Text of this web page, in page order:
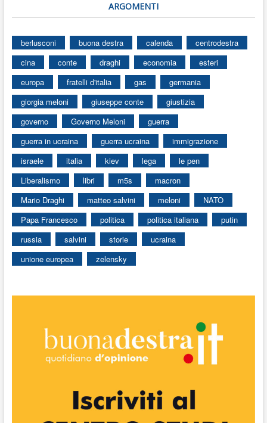
ARGOMENTI
berlusconi buona destra calenda
centrodestra
cina
conte draghi economia
esteri
europa
fratelli d'italia gas
germania
giorgia meloni
giuseppe conte
giustizia
governo
Governo Meloni
guerra
guerra in ucraina
guerra ucraina
immigrazione
israele
italia kiev lega
le pen
Liberalismo
libri m5s
macron
Mario Draghi
matteo salvini meloni
NATO
Papa Francesco
politica politica italiana
putin
russia
salvini storie
ucraina
unione europea
zelensky